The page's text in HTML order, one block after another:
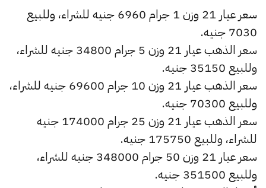
سعر عيار 21 وزن 1 جرام 6960 جنيه للشراء، وللبيع
7030 جنيه.
سعر الذهب عيار 21 وزن 5 جرام 34800 جنيه للشراء،
وللبيع 35150 جنيه.
سعر الذهب عيار 21 وزن 10 جرام 69600 جنيه للشراء،
وللبيع 70300 جنيه.
سعر الذهب عيار 21 وزن 25 جرام 174000 جنيه
للشراء، وللبيع 175750 جنيه.
سعر عيار 21 وزن 50 جرام 348000 جنيه للشراء،
وللبيع 351500 جنيه.